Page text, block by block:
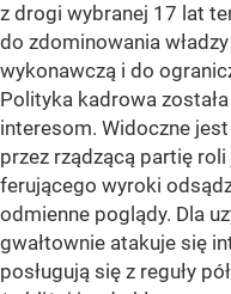
z drogi wybranej 17 lat
do zdominowania
wykonawczą i do
Polityka kadrowa
interesom. Widoczne
przez rządzącą partię
ferującego wyroki
odmienne poglądy. Dla
gwałtownie atakuje się
posługują się z reguły